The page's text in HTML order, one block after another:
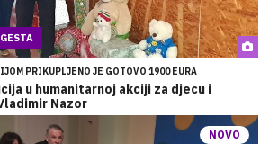
PRIKUPLJENO JE GOTOVO 1900 EURA
u humanitarnoj akciji za djecu i
Nazor
NOVO